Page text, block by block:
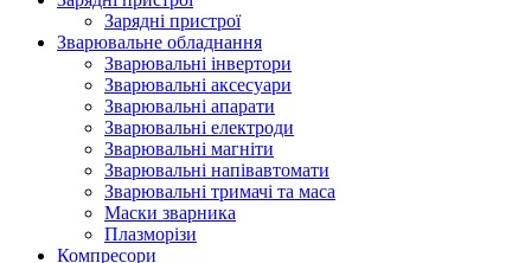
Зарядні пристрої
Зварювальне обладнання
Зварювальні інвертори
Зварювальні аксесуари
Зварювальні апарати
Зварювальні електроди
Зварювальні магніти
Зварювальні напівавтомати
Зварювальні тримачі та маса
Маски зварника
Плазморізи
Компресори